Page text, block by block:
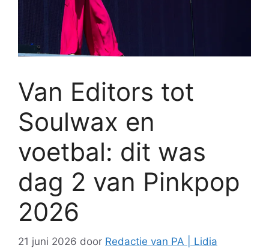
Van Editors tot
Soulwax en
voetbal: dit was
dag 2 van Pinkpop
2026
21 juni 2026 door Redactie van PA | Lidia